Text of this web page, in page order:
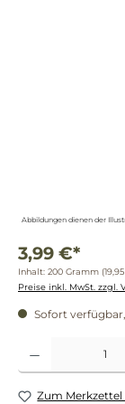
Bildergalerie
Abbildungen dienen der
3,99 €*
Inhalt: 200 Gramm
Preise inkl. MwSt. zzgl.
Sofort
Produkt Anzahl: Gib
Zum